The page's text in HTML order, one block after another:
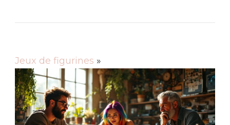
Jeux de figurines »